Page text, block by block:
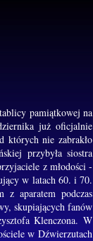
pamiątkowej na
już oficjalnie
których nie zabrakło
przybyła siostra
z młodości -
w latach 60. i 70.
z aparatem podczas
skupiających fanów
Klenczona. W
w Dźwierzutach